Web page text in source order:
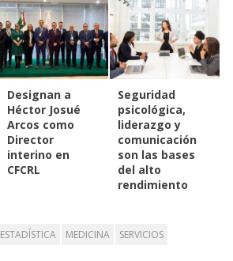
Designan a
Héctor Josué
Arcos como
Director
interino en
CFCRL
Seguridad
psicológica,
liderazgo y
comunicación
son las bases
del alto
rendimiento
ESTADÍSTICA MEDICINA SERVICIOS